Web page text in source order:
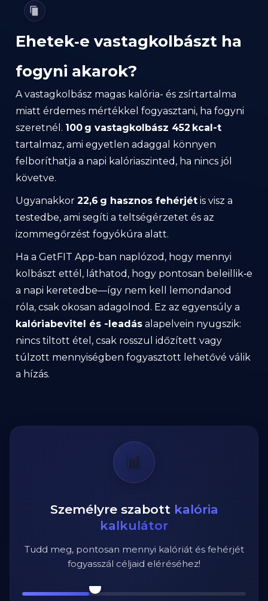
Ehetek‑e vastagkolbászt ha
fogyni akarok?
A vastagkolbász magas kalória- és zsírtartalma
miatt érdemes mértékkel fogyasztani, ha fogyni
szeretnél. 100 g vastagkolbász 452 kcal-t
tartalmaz, ami egyetlen adaggal könnyen
felboríthatja a napi kalóriaszinted, ha nincs jól
követve.
Ugyanakkor 22,6 g hasznos fehérjét is visz a
testedbe, ami segíti a teltségérzetet és az
izommegőrzést fogyókúra alatt.
Ha a GetFIT App-ban naplózod, hogy mennyi
kolbászt ettél, láthatod, hogy pontosan beleillik‑e
a napi keretedbe—így nem kell lemondanod
róla, csak okosan adagolnod. Ez az egyensúly a
kalóriabevitel és -leadás alapelvein nyugszik:
nincs tiltott étel, csak rosszul időzített vagy
túlzott mennyiségben fogyasztott lehetővé válik
a hízás.
📊
Személyre szabott kalória
kalkulátor
Tudd meg, pontosan mennyi kalóriát és fehérjét
fogyasszál céljaid eléréséhez!